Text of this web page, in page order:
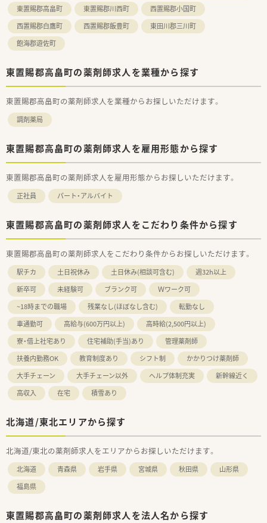
東置賜郡高畠町
東置賜郡川西町
西置賜郡小国町
西置賜郡白鷹町
西置賜郡飯豊町
東田川郡三川町
飽海郡遊佐町
東置賜郡高畠町の薬剤師求人を業種から探す
東置賜郡高畠町の薬剤師求人を業種からお探しいただけます。
調剤薬局
東置賜郡高畠町の薬剤師求人を雇用形態から探す
東置賜郡高畠町の薬剤師求人を雇用形態からお探しいただけます。
正社員 パート・アルバイト
東置賜郡高畠町の薬剤師求人をこだわり条件から探す
東置賜郡高畠町の薬剤師求人をこだわり条件からお探しいただけます。
駅チカ 土日祝休み 土日休み(相談可含む)
週32h以上
新卒可
未経験可 ブランク可
Ｗワーク可
~18時までの職場
残業なし(ほぼなし含む)
転勤なし
車通勤可
高給与(600万円以上)
高時給(2,500円以上)
寮・借上社宅あり
住宅補助(手当)あり
管理薬剤師
扶養内勤務OK
教育制度あり シフト制
かかりつけ薬剤師
大手チェーン
大手チェーン以外 ヘルプ体制充実
新幹線近く
高収入
在宅 積雪あり
北海道/東北エリアから探す
北海道/東北の薬剤師求人をエリアからお探しいただけます。
北海道 青森県 岩手県 宮城県 秋田県
山形県
福島県
東置賜郡高畠町の薬剤師求人を法人名から探す